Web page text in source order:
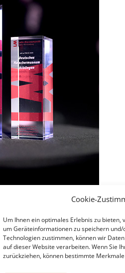
Cookie-
Um Ihnen ein optimales Erlebnis zu bieten,
um Geräteinformationen zu speichern
Technologien zustimmen, können wir
auf dieser Website verarbeiten. Wenn Sie
zurückziehen, können bestimmte
Karlsruhe (Hauptpreis) und das
(eXtra-Preis) ausgezeichnet
private oder von Vereinen